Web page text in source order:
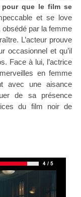
que le film se
et se love
par la femme
L’acteur prouve
occasionnel et qu’il
Face à lui, l’actrice
en femme
avec une aisance
de sa présence
du film noir de